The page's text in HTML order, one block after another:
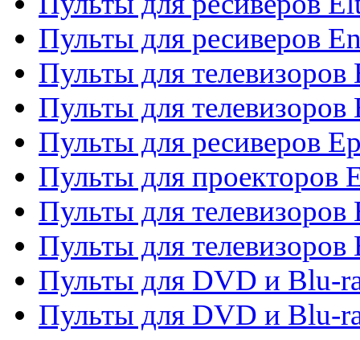
Пульты для ресиверов
Пульты для телевизоров
Пульты для телевизоров
Пульты для ресиверов
Пульты для проекторов
Пульты для телевизоров
Пульты для телевизоров
Пульты для DVD и Blu-
Пульты для DVD и Blu-